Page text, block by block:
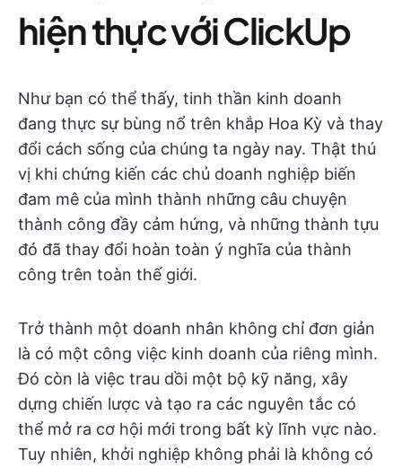
hiện thực với ClickUp
Như bạn có thể thấy, tinh thần kinh doanh
đang thực sự bùng nổ trên khắp Hoa Kỳ và thay
đổi cách sống của chúng ta ngày nay. Thật thú
vị khi chứng kiến các chủ doanh nghiệp biến
đam mê của mình thành những câu chuyện
thành công đầy cảm hứng, và những thành tựu
đó đã thay đổi hoàn toàn ý nghĩa của thành
công trên toàn thế giới.
Trở thành một doanh nhân không chỉ đơn giản
là có một công việc kinh doanh của riêng mình.
Đó còn là việc trau dồi một bộ kỹ năng, xây
dựng chiến lược và tạo ra các nguyên tắc có
thể mở ra cơ hội mới trong bất kỳ lĩnh vực nào.
Tuy nhiên, khởi nghiệp không phải là không có